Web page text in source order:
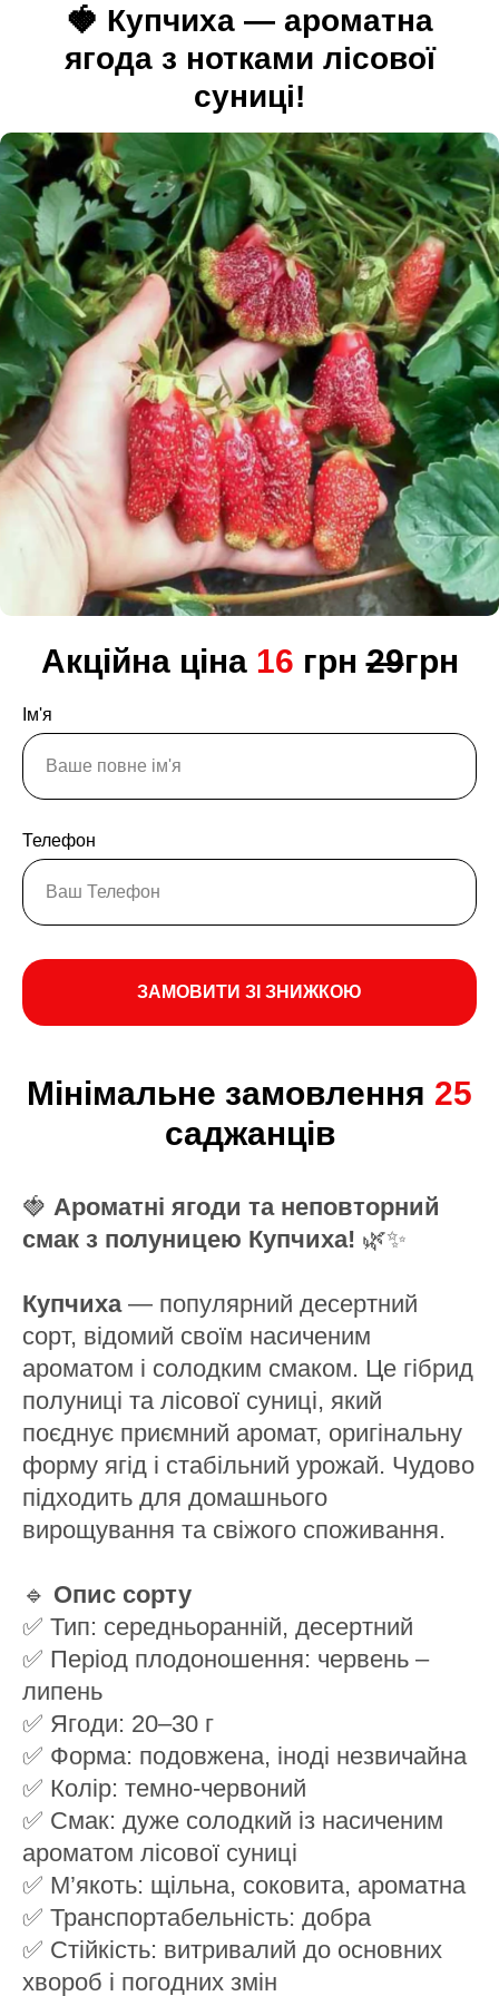
🍓 Купчиха — ароматна
ягода з нотками лісової
суниці!
Акційна ціна 16 грн 29грн
Ім'я
Телефон
ЗАМОВИТИ ЗІ ЗНИЖКОЮ
Мінімальне замовлення 25
саджанців
🍓 Ароматні ягоди та неповторний
смак з полуницею Купчиха! 🌿✨
Купчиха— популярний десертний
сорт, відомий своїм насиченим
ароматом і солодким смаком. Це гібрид
полуниці та лісової суниці, який
поєднує приємний аромат, оригінальну
форму ягід і стабільний урожай. Чудово
підходить для домашнього
вирощування та свіжого споживання.
🔹 Опис сорту
✅ Тип: середньоранній, десертний
✅ Період плодоношення: червень –
липень
✅ Ягоди: 20–30 г
✅ Форма: подовжена, іноді незвичайна
✅ Колір: темно-червоний
✅ Смак: дуже солодкий із насиченим
ароматом лісової суниці
✅ М’якоть: щільна, соковита, ароматна
✅ Транспортабельність: добра
✅ Стійкість: витривалий до основних
хвороб і погодних змін